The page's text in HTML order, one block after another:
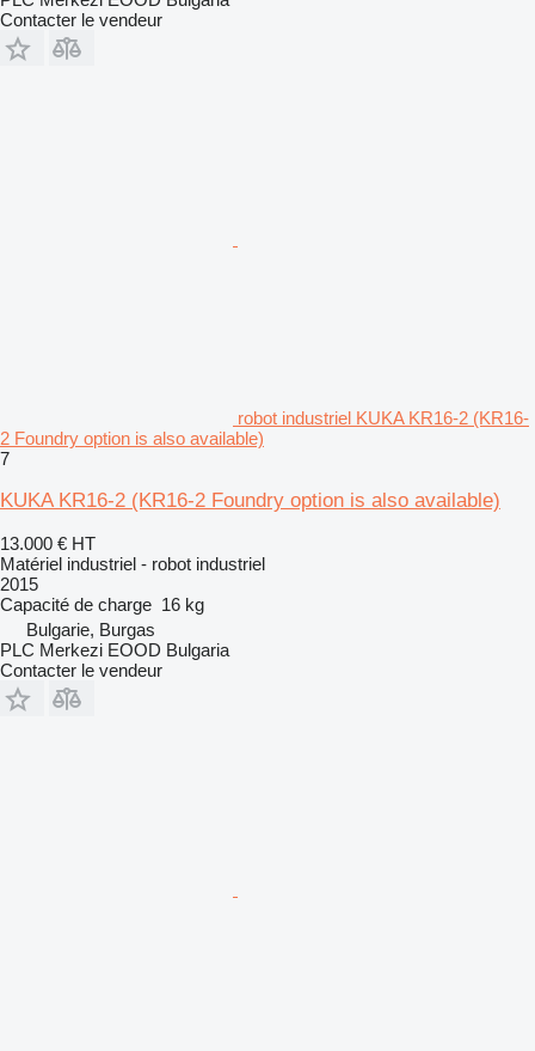
Contacter le vendeur
robot industriel KUKA KR16-2 (KR16-
2 Foundry option is also available)
7
KUKA KR16-2 (KR16-2 Foundry option is also available)
13.000 € HT
Matériel industriel - robot industriel
2015
Capacité de charge 16 kg
Bulgarie, Burgas
PLC Merkezi EOOD Bulgaria
Contacter le vendeur